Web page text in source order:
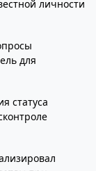
личности
для
статуса